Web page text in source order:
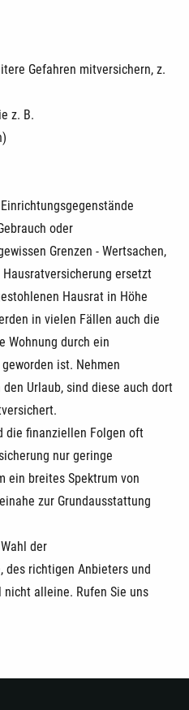
Gefahren mitversichern, z.
z. B.
oder
Grenzen - Wertsachen,
ersetzt
Hausrat in Höhe
in vielen Fällen auch die
Wohnung durch ein
ist. Nehmen
Urlaub, sind diese auch dort
die finanziellen Folgen oft
nur geringe
ein breites Spektrum von
zur Grundausstattung
der
des richtigen Anbieters und
nicht alleine. Rufen Sie uns